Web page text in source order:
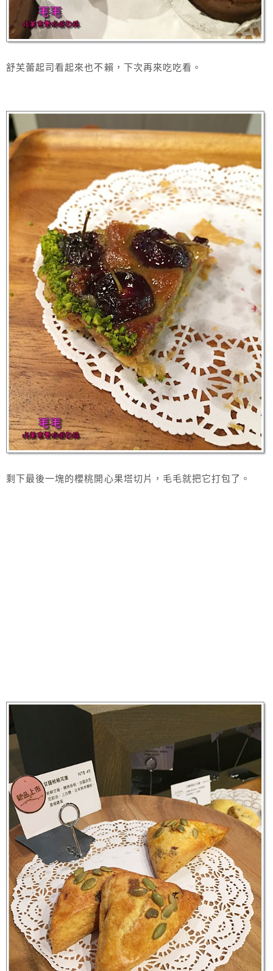
舒芙蕾起司看起來也不賴，下次再來吃吃看。
剩下最後一塊的櫻桃開心果塔切片，毛毛就把它打包了。